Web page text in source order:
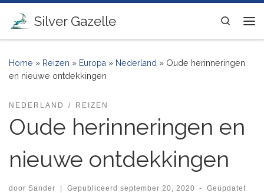
Ga naar inhoud
Silver Gazelle
Search
Home » Reizen » Europa » Nederland » Oude herinneringen
en nieuwe ontdekkingen
NEDERLAND REIZEN
Oude herinneringen en
nieuwe ontdekkingen
door Sander | Gepubliceerd september 20, 2020 -
Geüpdatet